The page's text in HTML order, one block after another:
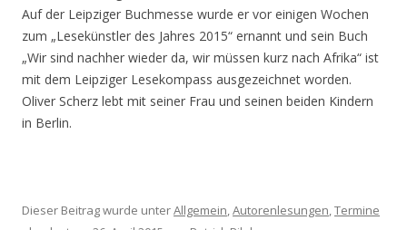
Auf der Leipziger Buchmesse wurde er vor einigen Wochen
zum „Lesekünstler des Jahres 2015“ ernannt und sein Buch
„Wir sind nachher wieder da, wir müssen kurz nach Afrika“ ist
mit dem Leipziger Lesekompass ausgezeichnet worden.
Oliver Scherz lebt mit seiner Frau und seinen beiden Kindern
in Berlin.
Dieser Beitrag wurde unterAllgemein,Autorenlesungen,Termine